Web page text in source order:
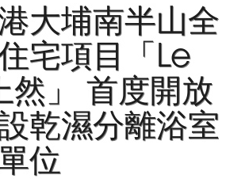
大埔南半山全
宅項目「Le
」 首度開放
乾濕分離浴室
位